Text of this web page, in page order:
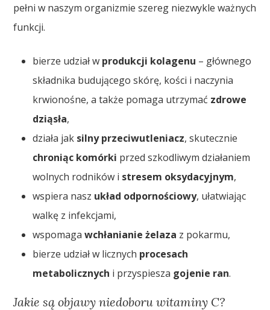
pełni w naszym organizmie szereg niezwykle ważnych
funkcji.
bierze udział w produkcji kolagenu – głównego
składnika budującego skórę, kości i naczynia
krwionośne, a także pomaga utrzymać zdrowe
dziąsła,
działa jak silny przeciwutleniacz, skutecznie
chroniąc komórki przed szkodliwym działaniem
wolnych rodników i stresem oksydacyjnym,
wspiera nasz układ odpornościowy, ułatwiając
walkę z infekcjami,
wspomagawchłanianie żelaza z pokarmu,
bierze udział w licznych procesach
metabolicznych i przyspiesza gojenie ran.
Jakie są objawy niedoboru witaminy C?